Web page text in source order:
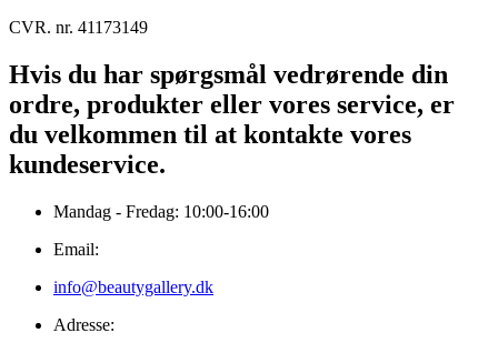
CVR. nr. 41173149
Hvis du har spørgsmål vedrørende din
ordre, produkter eller vores service, er
du velkommen til at kontakte vores
kundeservice.
Mandag - Fredag: 10:00-16:00
Email:
info@beautygallery.dk
Adresse: